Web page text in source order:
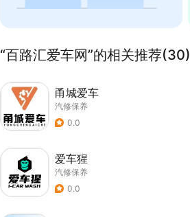
“百路汇爱车网”的相关推荐(30)
甬城爱车
汽修保养
0.0
爱车猩
汽修保养
0.0